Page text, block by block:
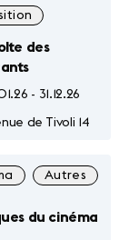
des
- 31.12.26
de Tivoli 14
Autres
du cinéma